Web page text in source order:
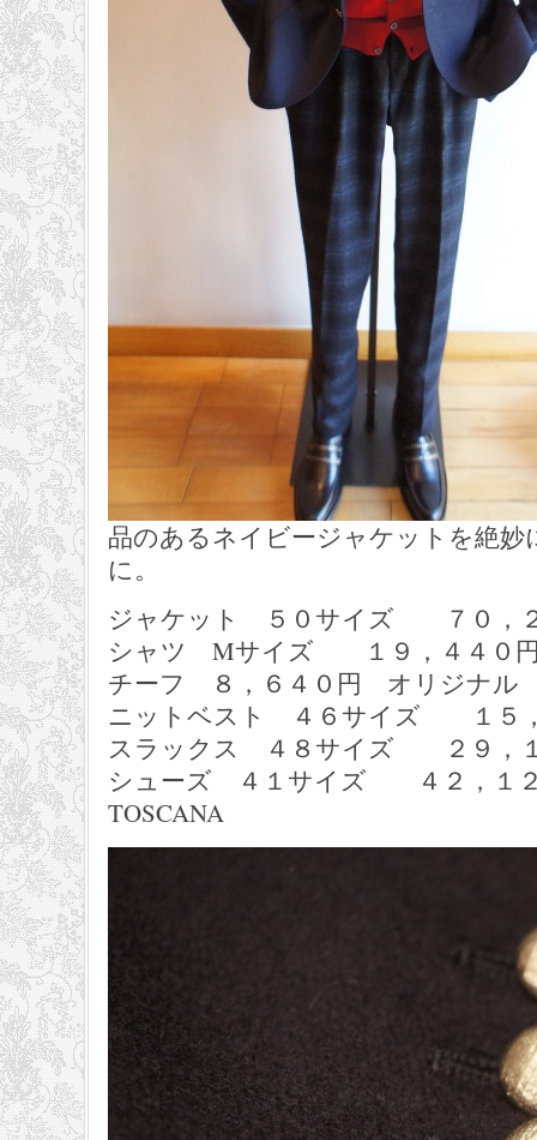
品のあるネイビージャケットを絶
に。
ジャケット ５０サイズ ７０，
シャツ Mサイズ １９，４４０円
チーフ ８，６４０円 オリジナル
ニットベスト ４６サイズ １５
スラックス ４８サイズ ２９，
シューズ ４１サイズ ４２，１
TOSCANA